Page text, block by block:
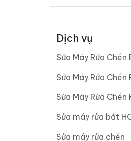
Dịch vụ
Sửa Máy Rửa
Sửa Máy Rửa Chén
Sửa Máy Rửa Chén
Sửa máy rửa bát
Sửa máy rửa chén